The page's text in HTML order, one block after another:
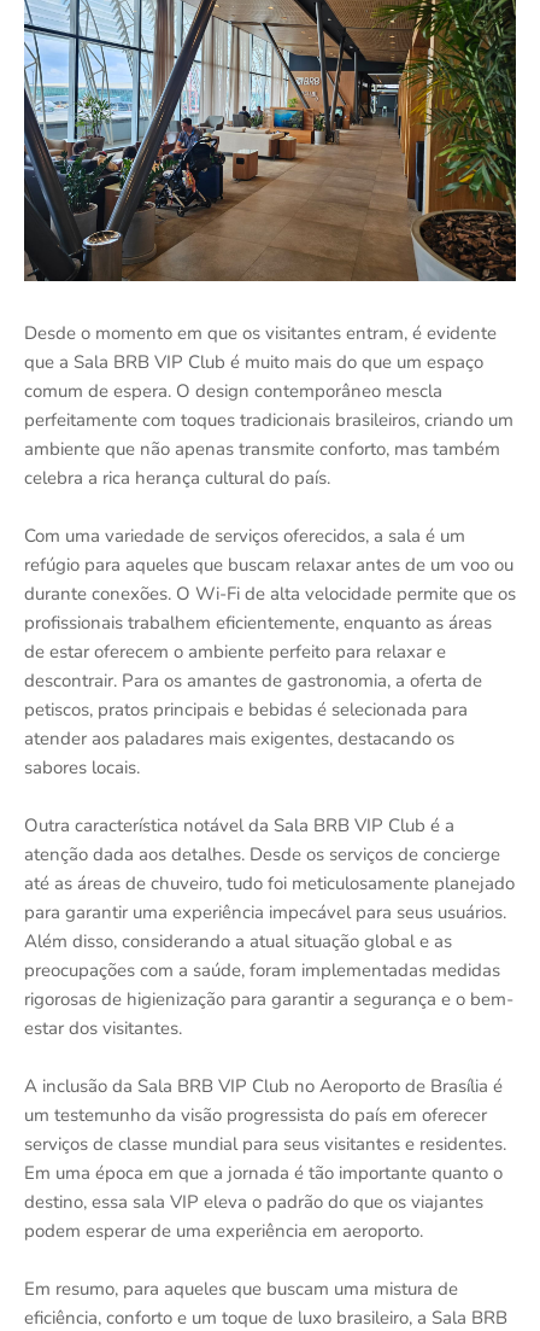
Desde o momento em que os visitantes entram, é evidente
que a Sala BRB VIP Club é muito mais do que um espaço
comum de espera. O design contemporâneo mescla
perfeitamente com toques tradicionais brasileiros, criando um
ambiente que não apenas transmite conforto, mas também
celebra a rica herança cultural do país.
Com uma variedade de serviços oferecidos, a sala é um
refúgio para aqueles que buscam relaxar antes de um voo ou
durante conexões. O Wi-Fi de alta velocidade permite que os
profissionais trabalhem eficientemente, enquanto as áreas
de estar oferecem o ambiente perfeito para relaxar e
descontrair. Para os amantes de gastronomia, a oferta de
petiscos, pratos principais e bebidas é selecionada para
atender aos paladares mais exigentes, destacando os
sabores locais.
Outra característica notável da Sala BRB VIP Club é a
atenção dada aos detalhes. Desde os serviços de concierge
até as áreas de chuveiro, tudo foi meticulosamente planejado
para garantir uma experiência impecável para seus usuários.
Além disso, considerando a atual situação global e as
preocupações com a saúde, foram implementadas medidas
rigorosas de higienização para garantir a segurança e o bem-
estar dos visitantes.
A inclusão da Sala BRB VIP Club no Aeroporto de Brasília é
um testemunho da visão progressista do país em oferecer
serviços de classe mundial para seus visitantes e residentes.
Em uma época em que a jornada é tão importante quanto o
destino, essa sala VIP eleva o padrão do que os viajantes
podem esperar de uma experiência em aeroporto.
Em resumo, para aqueles que buscam uma mistura de
eficiência, conforto e um toque de luxo brasileiro, a Sala BRB